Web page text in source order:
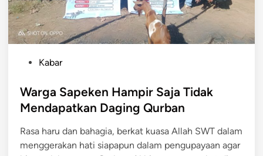
a
d
a
n
y
u
c
a
n
a
h
u
r
s
t
d
i
Kabar
Warga Sapeken Hampir Saja Tidak
Mendapatkan Daging Qurban
Rasa haru dan bahagia, berkat kuasa Allah SWT dalam
menggerakan hati siapapun dalam pengupayaan agar